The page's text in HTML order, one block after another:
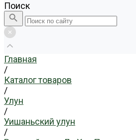
Поиск
Главная
/
Каталог товаров
/
Улун
/
Уишаньский улун
/